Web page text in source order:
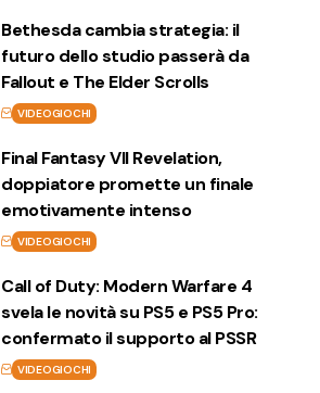
Bethesda cambia strategia: il
futuro dello studio passerà da
Fallout e The Elder Scrolls
VIDEOGIOCHI
Final Fantasy VII Revelation,
doppiatore promette un finale
emotivamente intenso
VIDEOGIOCHI
Call of Duty: Modern Warfare 4
svela le novità su PS5 e PS5 Pro:
confermato il supporto al PSSR
VIDEOGIOCHI